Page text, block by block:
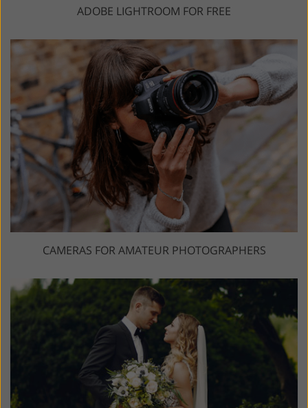
ADOBE LIGHTROOM FOR FREE
CAMERAS FOR AMATEUR PHOTOGRAPHERS